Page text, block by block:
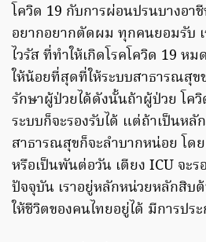
โควิด 19 กับการผ่อนปรนบางอา
อยากอยากตัดผม ทุกคนยอมรับ เ
ไวรัส ที่ทำให้เกิดโรคโควิด 19 ห
ให้น้อยที่สุดที่ให้ระบบสาธารณสุข
รักษาผู้ป่วยได้ดังนั้นถ้าผู้ป่วย โค
ระบบก็จะรองรับได้ แต่ถ้าเป็นหลั
สาธารณสุขก็จะลำบากหน่อย โด
หรือเป็นพันต่อวัน เตียง ICU จะร
ปัจจุบัน เราอยู่หลักหน่วยหลักสิบ
ให้ชีวิตของคนไทยอยู่ได้ มีการปร